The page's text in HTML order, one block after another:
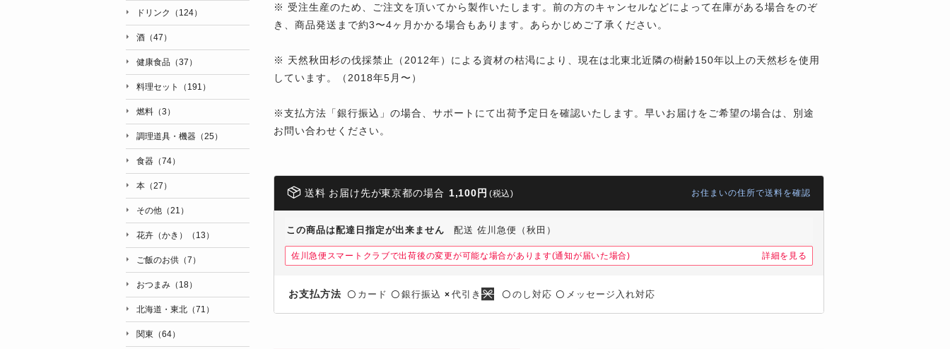
※ 受注生産のため、ご注文を頂いてから製作いたします。前の方のキャンセルなどによって在庫がある場合をのぞ
き、 商品発送まで約3〜4ヶ月 かかる場合もあります。あらかじめご了承ください。
※ 天然秋田杉の伐採禁止（2012年）による資材の枯渇により、現在は北東北近隣の樹齢150年以上の天然杉を使用
しています。（2018年5月〜）
※支払方法「銀行振込」の場合、サポートにて出荷予定日を確認いたします。早いお届けをご希望の場合は、別途
お問い合わせください。
送料 お届け先が東京都の場合 1,100円 (税込) お住まいの住所で送料を確認
この商品は配達日指定が出来ません 配送 佐川急便（秋田）
佐川急便スマートクラブで出荷後の変更が可能な場合があります(通知が届いた場合) 詳細を見る
お支払方法 〇 カード 〇 銀行振込 × 代引き 〇 のし対応 〇 メッセージ入れ対応
ドリンク（124）
酒（47）
健康食品（37）
料理セット（191）
燃料（3）
調理道具・機器（25）
食器（74）
本（27）
その他（21）
花卉（かき）（13）
ご飯のお供（7）
おつまみ（18）
北海道・東北（71）
関東（64）